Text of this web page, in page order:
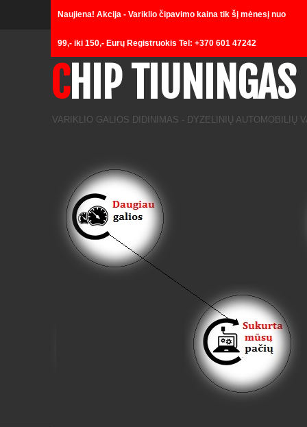
Naujiena! Akcija - Variklio čipavimo kaina tik šį mėnesį nuo
99,- iki 150,- Eurų Registruokis Tel: +370 601 47242
Loading...
CHIP
VARIKLIO GALIOS DIDINIMAS - DYZELINIŲ AUTOMOBILIŲ